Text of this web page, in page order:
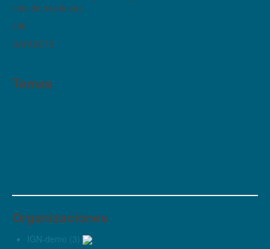
más de tres líneas.
308
DATASETS
Temas
Organizaciones
IGN-demo (3)